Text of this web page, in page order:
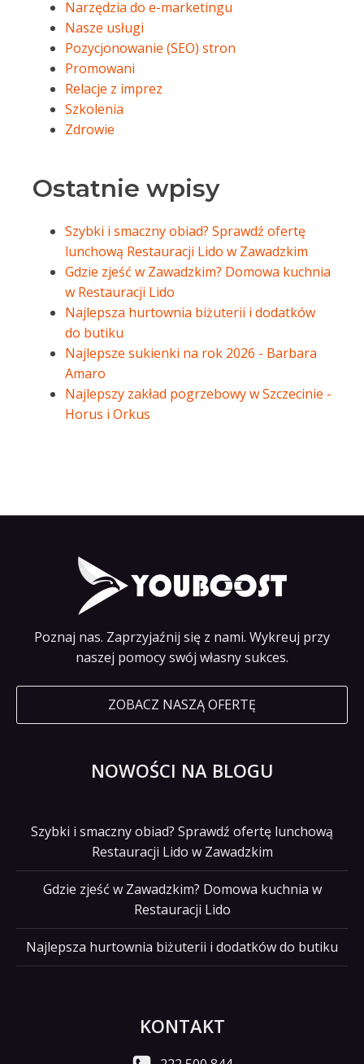
Narzędzia do e-marketingu
Nasze usługi
Pozycjonowanie (SEO) stron
Promowani
Relacje z imprez
Szkolenia
Zdrowie
Ostatnie wpisy
Szybki i smaczny obiad? Sprawdź ofertę
lunchową Restauracji Lido w Zawadzkim
Gdzie zjeść w Zawadzkim? Domowa kuchnia
w Restauracji Lido
Najlepsza hurtownia biżuterii i dodatków
do butiku
Najlepsze sukienki na rok 2026 - Barbara
Amaro
Najlepszy zakład pogrzebowy w Szczecinie -
Horus i Orkus
Poznaj nas. Zaprzyjaźnij się z nami. Wykreuj przy
naszej pomocy swój własny sukces.
ZOBACZ NASZĄ OFERTĘ
NOWOŚCI NA BLOGU
Szybki i smaczny obiad? Sprawdź ofertę lunchową
Restauracji Lido w Zawadzkim
Gdzie zjeść w Zawadzkim? Domowa kuchnia w
Restauracji Lido
Najlepsza hurtownia biżuterii i dodatków do butiku
KONTAKT